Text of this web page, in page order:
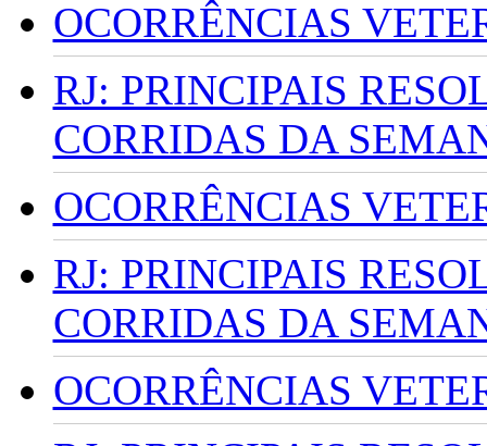
OCORRÊNCIAS
RJ: PRINCIPAIS
CORRIDAS DA
OCORRÊNCIAS
RJ: PRINCIPAIS
CORRIDAS DA
OCORRÊNCIAS